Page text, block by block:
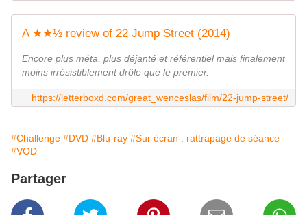
A ★★½ review of 22 Jump Street (2014)
Encore plus méta, plus déjanté et référentiel mais finalement
moins irrésistiblement drôle que le premier.
https://letterboxd.com/great_wenceslas/film/22-jump-street/
#Challenge #DVD #Blu-ray #Sur écran : rattrapage de séance
#VOD
Partager